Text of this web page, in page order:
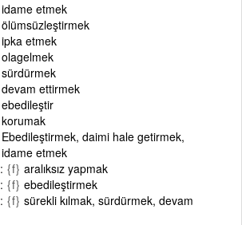
idame etmek
ölümsüzleştirmek
ipka etmek
olagelmek
sürdürmek
devam ettirmek
ebedileştir
korumak
Ebedileştirmek, daimi hale getirmek,
etmek
{f} aralıksız yapmak
{f} ebedileştirmek
{f} sürekli kılmak, sürdürmek, devam